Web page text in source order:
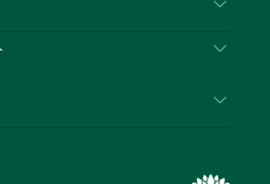
ト
る通知
ス